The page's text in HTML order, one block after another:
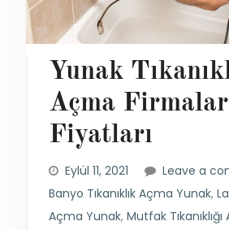
Yunak
Açma
Fiyatları
Eylül 11, 2021
Leave a
Banyo Tıkanıklık Açma Yunak,
Açma Yunak, Mutfak